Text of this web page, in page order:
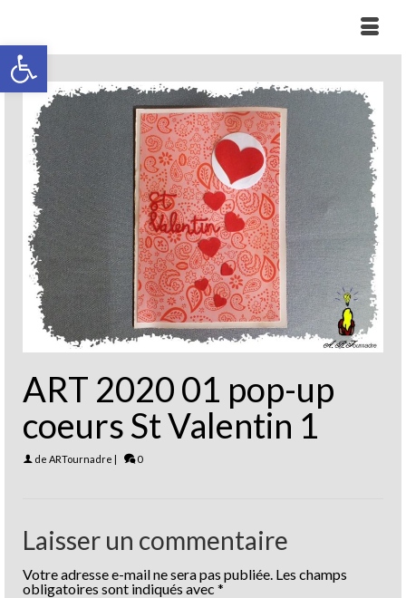
Ouvrir la barre d’outils
ART 2020 01 pop-up
coeurs St Valentin 1
de ARTournadre | 0
Laisser un commentaire
Votre adresse e-mail ne sera pas publiée. Les champs
obligatoires sont indiqués avec *